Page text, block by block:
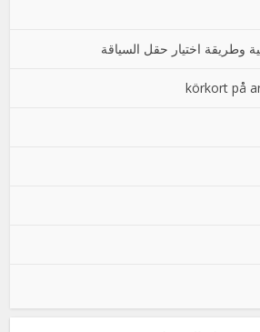
وطريقة اختيار حقل السياقة